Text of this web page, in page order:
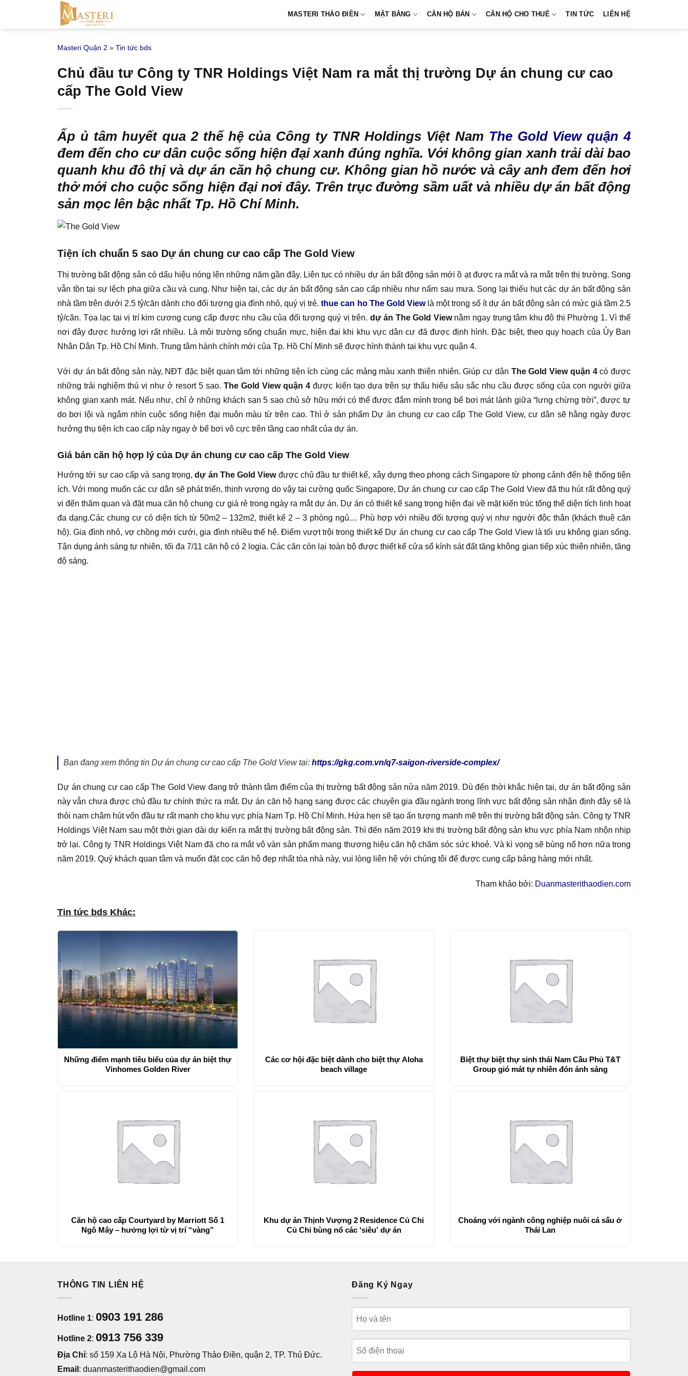
MASTERI THẢO ĐIỀN MẶT BẰNG CĂN HỘ BÁN CĂN HỘ CHO THUÊ TIN TỨC LIÊN HỆ
Masteri Quận 2 » Tin tức bds
Chủ đầu tư Công ty TNR Holdings Việt Nam ra mắt thị trường Dự án chung cư cao
cấp The Gold View
Ấp ủ tâm huyết qua 2 thế hệ của Công ty TNR Holdings Việt Nam The Gold View quận 4
đem đến cho cư dân cuộc sống hiện đại xanh đúng nghĩa. Với không gian xanh trải dài bao
quanh khu đô thị và dự án căn hộ chung cư. Không gian hồ nước và cây anh đem đến hơi
thở mới cho cuộc sống hiện đại nơi đây. Trên trục đường sầm uất và nhiều dự án bất động
sản mọc lên bậc nhất Tp. Hồ Chí Minh.
Tiện ích chuẩn 5 sao Dự án chung cư cao cấp The Gold View
Thị trường bất động sản có dấu hiệu nóng lên những năm gần đây. Liên tục có nhiều dự án bất động sản mới ồ ạt được ra mắt và ra mắt trên thị trường. Song
vẫn tồn tại sự lệch pha giữa cầu và cung. Như hiện tại, các dự án bất động sản cao cấp nhiều như nấm sau mưa. Song lại thiếu hụt các dự án bất động sản
nhà tầm trên dưới 2.5 tỷ/căn dành cho đối tượng gia đình nhỏ, quý vị trẻ.thue can ho The Gold Viewlà một trong số ít dự án bất động sản có mức giá tầm 2.5
tỷ/căn. Tọa lạc tại vị trí kim cương cung cấp được nhu cầu của đối tượng quý vị trên. dự án The Gold Viewnằm ngay trung tâm khu đô thị Phường 1. Vì thế
nơi đây được hưởng lợi rất nhiều. Là môi trường sống chuẩn mực, hiện đại khi khu vực dân cư đã được định hình. Đặc biệt, theo quy hoạch của Ủy Ban
Nhân Dân Tp. Hồ Chí Minh. Trung tâm hành chính mới của Tp. Hồ Chí Minh sẽ được hình thành tại khu vực quận 4.
Với dự án bất động sản này, NĐT đặc biệt quan tâm tới những tiện ích cùng các mảng màu xanh thiên nhiên. Giúp cư dân The Gold View quận 4có được
những trải nghiệm thú vị như ở resort 5 sao.The Gold View quận 4 được kiến tạo dựa trên sự thấu hiểu sâu sắc nhu cầu được sống của con người giữa
không gian xanh mát. Nếu như, chỉ ở những khách sạn 5 sao chủ sở hữu mới có thể được đắm mình trong bể bơi mát lành giữa “lưng chừng trời”, được tự
do bơi lội và ngắm nhìn cuộc sống hiện đại muôn màu từ trên cao. Thì ở sản phẩm Dự án chung cư cao cấp The Gold View, cư dân sẽ hằng ngày được
hưởng thụ tiện ích cao cấp này ngay ở bể bơi vô cực trên tầng cao nhất của dự án.
Giá bán căn hộ hợp lý của Dự án chung cư cao cấp The Gold View
Hướng tới sự cao cấp và sang trọng,dự án The Gold Viewđược chủ đầu tư thiết kế, xây dựng theo phong cách Singapore từ phong cảnh đến hệ thống tiện
ích. Với mong muốn các cư dân sẽ phát triển, thịnh vượng do vậy tại cường quốc Singapore, Dự án chung cư cao cấp The Gold View đã thu hút rất đông quý
vị đến thăm quan và đặt mua căn hộ chung cư giá rẻ trong ngày ra mắt dự án. Dự án có thiết kế sang trọng hiện đại về mặt kiến trúc tổng thể diện tích linh hoạt
đa dạng.Các chung cư có diện tích từ 50m2 – 132m2, thiết kế 2 – 3 phòng ngủ… Phù hợp với nhiều đối tượng quý vị như người độc thân (khách thuê căn
hộ). Gia đình nhỏ, vợ chồng mới cưới, gia đình nhiều thế hệ. Điểm vượt trội trong thiết kế Dự án chung cư cao cấp The Gold View là tối ưu không gian sống.
Tận dụng ánh sáng tự nhiên, tối đa 7/11 căn hộ có 2 logia. Các căn còn lại toàn bộ được thiết kế cửa sổ kính sát đất tăng không gian tiếp xúc thiên nhiên, tăng
độ sáng.
Bạn đang xem thông tin Dự án chung cư cao cấp The Gold View tại: https://gkg.com.vn/q7-saigon-riverside-complex/
Dự án chung cư cao cấp The Gold View đang trở thành tâm điểm của thị trường bất động sản nửa năm 2019. Dù đến thời khắc hiện tại, dự án bất động sản
này vẫn chưa được chủ đầu tư chính thức ra mắt. Dự án căn hộ hạng sang được các chuyên gia đầu ngành trong lĩnh vực bất động sản nhận định đây sẽ là
thỏi nam châm hút vốn đầu tư rất mạnh cho khu vực phía Nam Tp. Hồ Chí Minh. Hứa hẹn sẽ tạo ấn tượng manh mẽ trên thị trường bất động sản. Công ty TNR
Holdings Việt Nam sau một thời gian dài dự kiến ra mắt thị trường bất động sản. Thì đến năm 2019 khi thị trường bất động sản khu vực phía Nam nhộn nhịp
trở lại. Công ty TNR Holdings Việt Nam đã cho ra mắt vô vàn sản phẩm mang thương hiệu căn hộ chăm sóc sức khoẻ. Và kì vọng sẽ bùng nổ hơn nữa trong
năm 2019. Quý khách quan tâm và muốn đặt cọc căn hộ đẹp nhất tòa nhà này, vui lòng liên hệ với chúng tôi để được cung cấp bảng hàng mới nhất.
Tham khảo bởi: Duanmasterithaodien.com
Tin tức bds Khác:
Những điểm mạnh tiêu biểu của dự án biệt thự
Vinhomes Golden River
Các cơ hội đặc biệt dành cho biệt thự Aloha
beach village
Biệt thự biệt thự sinh thái Nam Cầu Phủ T&T
Group gió mát tự nhiên đón ánh sáng
Căn hộ cao cấp Courtyard by Marriott Số 1
Ngô Mây – hưởng lợi từ vị trí “vàng”
Khu dự án Thịnh Vượng 2 Residence Củ Chi
Củ Chi bùng nổ các ‘siêu’ dự án
Choáng với ngành công nghiệp nuôi cá sấu ở
Thái Lan
THÔNG TIN LIÊN HỆ
Hotline 1: 0903 191 286
Hotline 2: 0913 756 339
Địa Chỉ: số 159 Xa Lộ Hà Nội, Phường Thảo Điền, quận 2, TP. Thủ Đức.
Email : duanmasterithaodien@gmail.com
Đăng Ký Ngay